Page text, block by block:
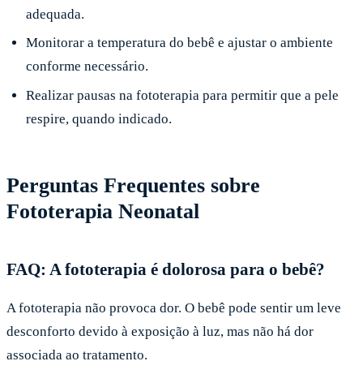
adequada.
Monitorar a temperatura do bebê e ajustar o ambiente
conforme necessário.
Realizar pausas na fototerapia para permitir que a pele
respire, quando indicado.
Perguntas Frequentes sobre
Fototerapia Neonatal
FAQ: A fototerapia é dolorosa para o bebê?
A fototerapia não provoca dor. O bebê pode sentir um leve
desconforto devido à exposição à luz, mas não há dor
associada ao tratamento.